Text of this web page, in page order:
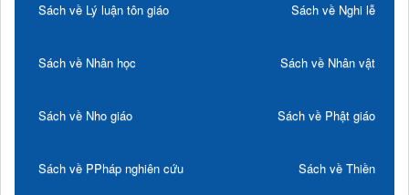
Sách về Lý luận tôn giáo Sách về Nghi lễ
Sách về Nhân học Sách về Nhân vật
Sách về Nho giáo Sách về Phật giáo
Sách về PPháp nghiên cứu Sách về Thiền